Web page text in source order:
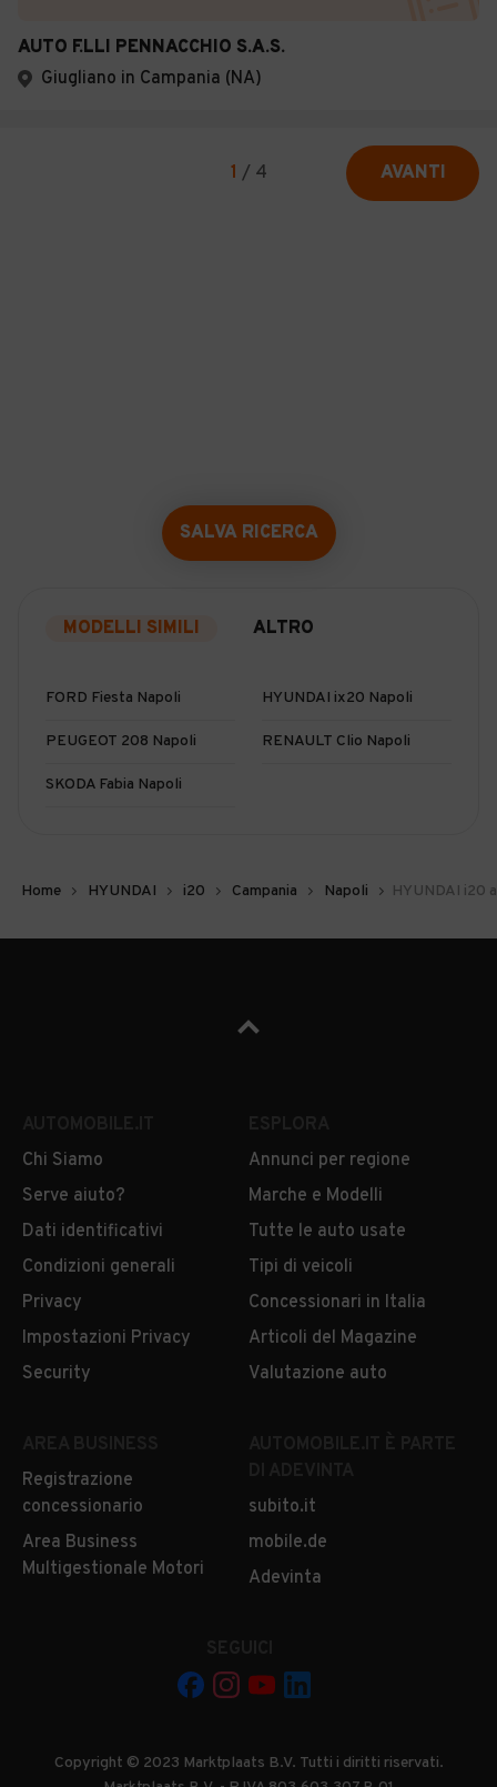
AUTO F.LLI PENNACCHIO S.A.S.
Giugliano in Campania (NA)
1 / 4 AVANTI
SALVA RICERCA
MODELLI SIMILI ALTRO
FORD Fiesta Napoli HYUNDAI ix20 Napoli
PEUGEOT 208 Napoli RENAULT Clio Napoli
SKODA Fabia Napoli
Home HYUNDAI i20 Campania Napoli HYUNDAI i20
Chi Siamo
Serve aiuto?
Dati identificativi
Condizioni generali
Privacy
Impostazioni Privacy
Security
Annunci per regione
Marche e Modelli
Tutte le auto usate
Tipi di veicoli
Concessionari in Italia
Articoli del Magazine
Valutazione auto
Registrazione
concessionario
Area Business
Multigestionale Motori
subito.it
mobile.de
Adevinta
Copyright © 2023 Marktplaats B.V. Tutti i diritti riservati.